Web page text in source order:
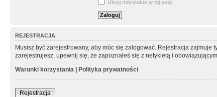
Ukryj mój status w tej sesji
REJESTRACJA
Musisz być zarejestrowany, aby móc się zalogować. Rejestracja
zarejestrujesz, upewnij się, że zapoznałeś się z netykietą i
Warunki korzystania | Polityka prywatności
Rejestracja